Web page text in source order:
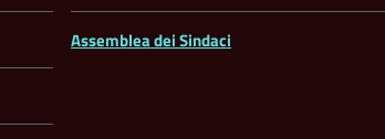
Assemblea dei Sindaci